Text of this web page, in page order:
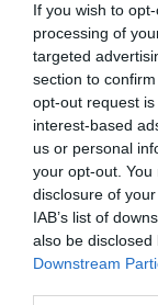
If you wish to
processing of
targeted
section to
opt-out request
interest-based
us or personal
your opt-out.
disclosure of
IAB’s list of
also be
Downstream